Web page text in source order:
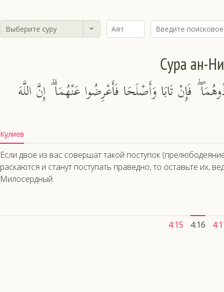
Выберите суру
Сура ан-
فَإِنْ تَابَا وَأَصْلَحَا فَأَعْرِضُوا عَنْهُمَا ۗ إِنَّ اللَّهَ
Кулиев
Если двое из вас совершат такой поступок
раскаются и станут поступать праведно, то оставьте
Милосердный.
4:15 4:16